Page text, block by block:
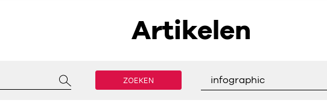
Artikelen
ZOEKEN infographic